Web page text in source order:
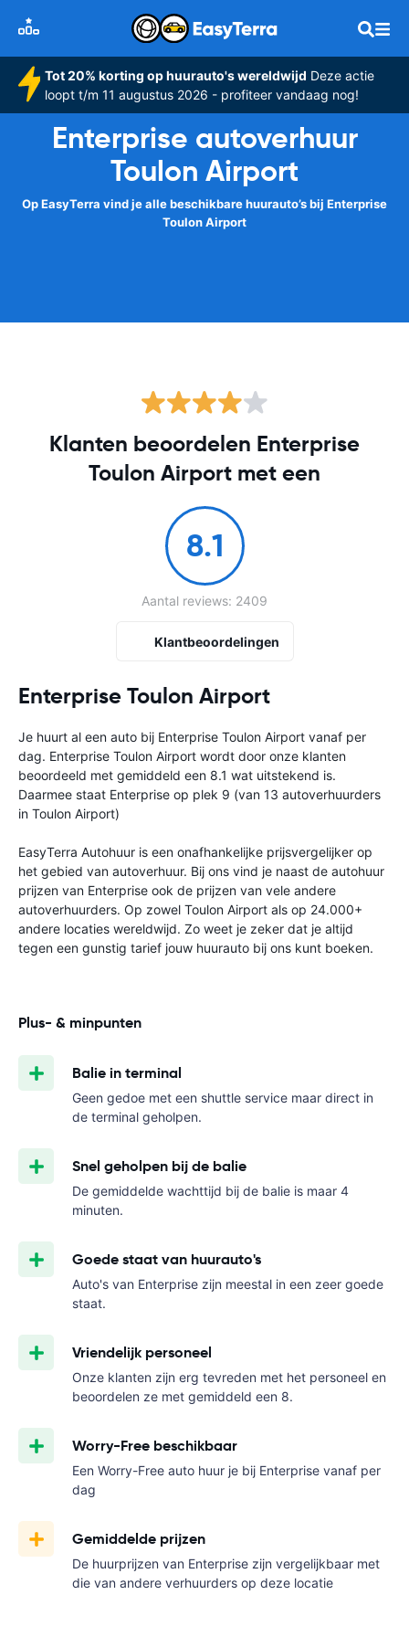
Tot 20% korting op huurauto's wereldwijd Deze actie
loopt t/m 11 augustus 2026 - profiteer vandaag nog!
Enterprise autoverhuur
Toulon Airport
Op EasyTerra vind je alle beschikbare huurauto’s bij Enterprise
Toulon Airport
Enterprise Toulon Airport
Je huurt al een auto bij Enterprise Toulon Airport vanaf per
dag. Enterprise Toulon Airport wordt door onze klanten
beoordeeld met gemiddeld een 8.1 wat uitstekend is.
Daarmee staat Enterprise op plek 9 (van 13 autoverhuurders
in Toulon Airport)
EasyTerra Autohuur is een onafhankelijke prijsvergelijker op
het gebied van autoverhuur. Bij ons vind je naast de autohuur
prijzen van Enterprise ook de prijzen van vele andere
autoverhuurders. Op zowel Toulon Airport als op 24.000+
andere locaties wereldwijd. Zo weet je zeker dat je altijd
tegen een gunstig tarief jouw huurauto bij ons kunt boeken.
Plus- & minpunten
Balie in terminal
Geen gedoe met een shuttle service maar direct in
de terminal geholpen.
Snel geholpen bij de balie
De gemiddelde wachttijd bij de balie is maar 4
minuten.
Goede staat van huurauto's
Auto's van Enterprise zijn meestal in een zeer goede
staat.
Vriendelijk personeel
Onze klanten zijn erg tevreden met het personeel en
beoordelen ze met gemiddeld een 8.
Worry-Free beschikbaar
Een Worry-Free auto huur je bij Enterprise vanaf per
dag
Gemiddelde prijzen
De huurprijzen van Enterprise zijn vergelijkbaar met
die van andere verhuurders op deze locatie
Klanten beoordelen Enterprise
Toulon Airport met een
8.1
Aantal reviews: 2409
Klantbeoordelingen